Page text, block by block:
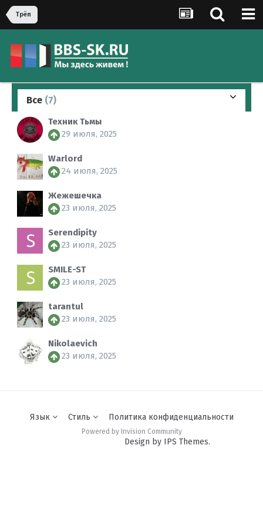
Трёп
Все (7)
Техник Тьмы
29 июля, 2025
Warlord
24 июля, 2025
Жежешечка
23 июля, 2025
Serendipity
23 июля, 2025
SMILE-ST
23 июля, 2025
tarantul
23 июля, 2025
Nikolaevich
23 июля, 2025
Язык Стиль Политика конфиденциальности
Powered by Invision Community
Design by IPS Themes.